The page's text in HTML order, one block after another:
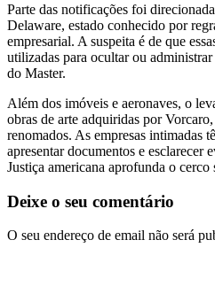
Parte das notificações foi
Delaware, estado conhecido por
empresarial. A suspeita é de que
utilizadas para ocultar ou
do Master.
Além dos imóveis e aeronaves, o
obras de arte adquiridas por
renomados. As empresas intimadas
apresentar documentos e esclarecer
Justiça americana aprofunda o
Deixe o seu comentário
O seu endereço de email não será